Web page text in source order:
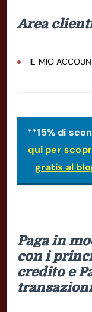
Area
IL MIO
**15% di
qui per
gratis al
Paga in
con i
credito e